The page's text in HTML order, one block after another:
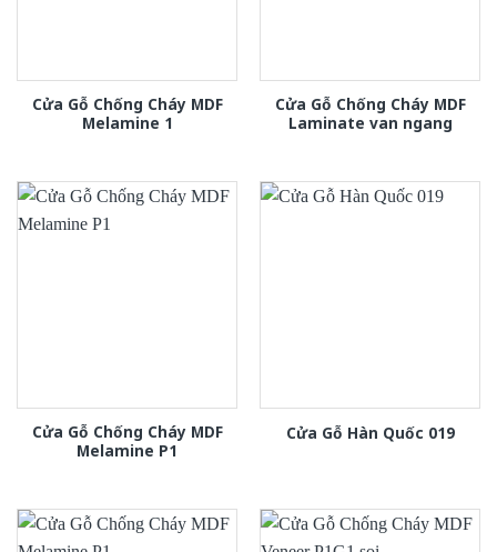
Cửa Gỗ Chống Cháy MDF
Melamine 1
Cửa Gỗ Chống Cháy MDF
Laminate van ngang
Cửa Gỗ Chống Cháy MDF
Melamine P1
Cửa Gỗ Hàn Quốc 019